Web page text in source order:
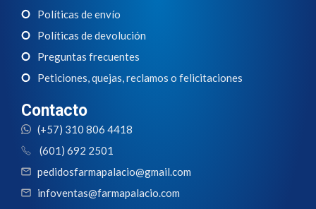
Políticas de envío
Políticas de devolución
Preguntas frecuentes
Peticiones, quejas, reclamos o felicitaciones
Contacto
(+57) 310 806 4418
(601) 692 2501
pedidosfarmapalacio@gmail.com
infoventas@farmapalacio.com